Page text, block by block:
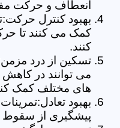
انعطاف و حرکت
بهبود کنترل
کمک می کنند تا
کنند.
تسکین از درد
می توانند در
های مختلف کمک
بهبود
پیشگیری از سقوط